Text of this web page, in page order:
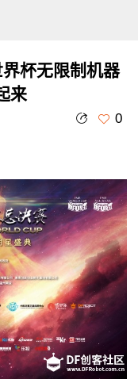
杯无限制机器
来
0